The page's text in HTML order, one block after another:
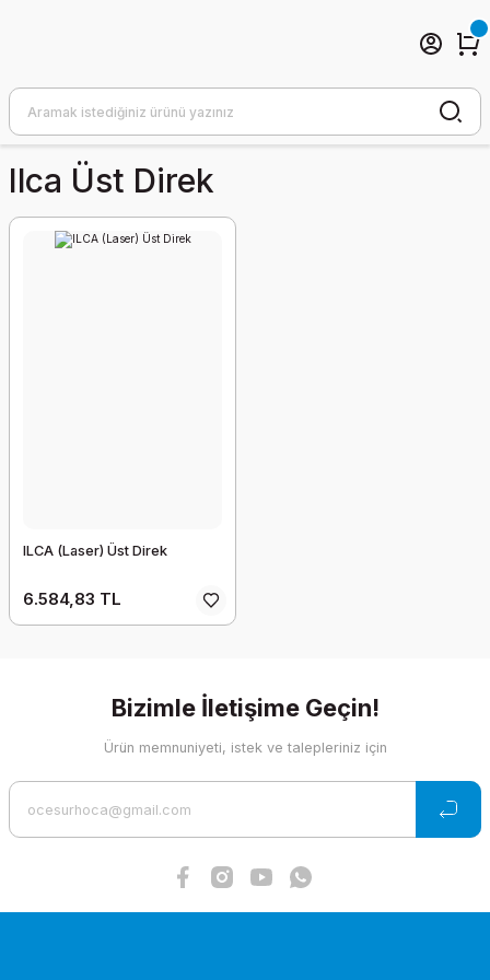
Ilca Üst Direk
ILCA (Laser) Üst Direk
6.584,83 TL
Bizimle İletişime Geçin!
Ürün memnuniyeti, istek ve talepleriniz için